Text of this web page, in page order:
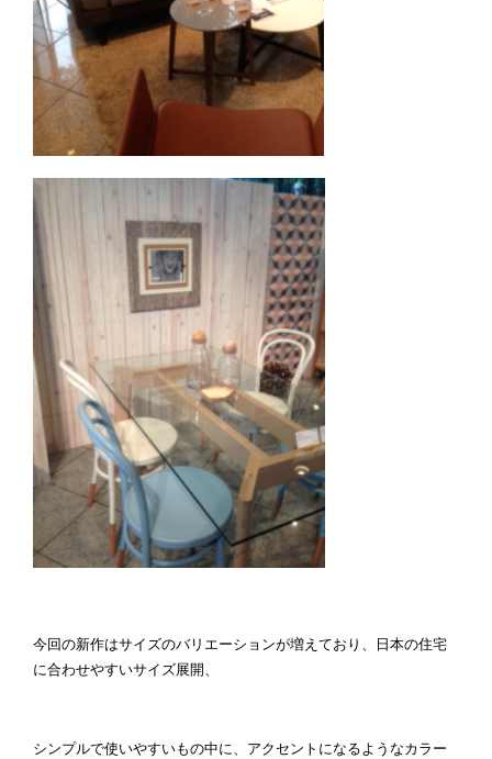
今回の新作はサイズのバリエーションが増えており、日本の住宅
に合わせやすいサイズ展開、
シンプルで使いやすいもの中に、アクセントになるようなカラー